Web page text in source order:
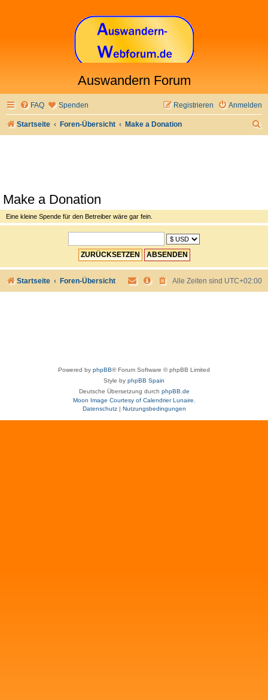
Auswandern Forum
FAQ Spenden Anmelden
Registrieren
Startseite Foren-Übersicht Make a Donation
Make a Donation
Eine kleine Spende für den Betreiber wäre gar fein.
Startseite Foren-Übersicht Alle Zeiten sind UTC+02:00
Powered by phpBB® Forum Software © phpBB Limited
Style by phpBB Spain
Deutsche Übersetzung durch phpBB.de
Moon Image Courtesy of Calendrier Lunaire.
Datenschutz| Nutzungsbedingungen